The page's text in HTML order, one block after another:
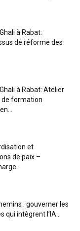
à Rabat:
de réforme des
à Rabat: Atelier
de formation
et
de paix –
: gouverner les
intègrent l’IA...